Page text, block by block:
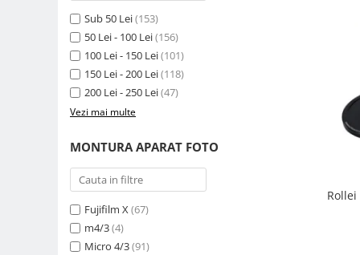
Blitz-uri TTL - Dedicate
Compatibil Sony
Blitz-uri circulare (Macro)
Adaptoare stativ port umbrela si
Comander TTL
Cabluri TTL
Cabluri si Patine Sincron
Alimentare auxiliara blitz
Protectie patina apa, ploaie
Sub 50 Lei(153)
50 Lei - 100 Lei(156)
100 Lei - 150 Lei(101)
150 Lei - 200 Lei(118)
200 Lei - 250 Lei(47)
Vezi mai multe
MONTURA APARAT FOTO
Fujifilm X(67)
m4/3(4)
Micro 4/3(91)
Rollei